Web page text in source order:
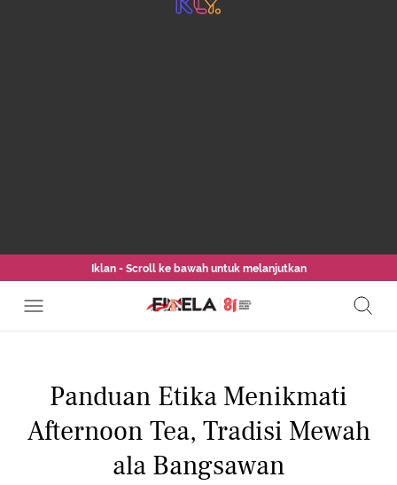
Iklan - Scroll ke bawah untuk melanjutkan
Panduan Etika Menikmati
Afternoon Tea, Tradisi Mewah
ala Bangsawan